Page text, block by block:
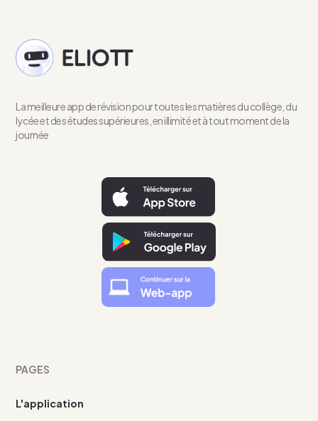
La meilleure app de révision pour toutes les matières du collège, du
lycée et des études supérieures, en illimité et à tout moment de la
journée
PAGES
L'application